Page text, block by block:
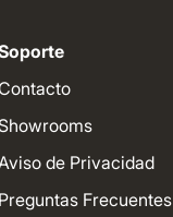
Showrooms
de Privacidad
Preguntas Frecuentes